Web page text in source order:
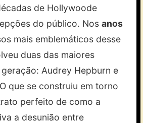
de Hollywoode
do público. Nosanos
mais emblemáticos desse
duas das maiores
Audrey Hepburn e
que se construiu em torno
perfeito de como a
a desunião entre